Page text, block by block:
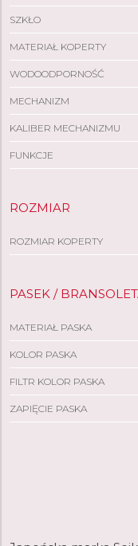
SZKŁO
MATERIAŁ KOPERTY
WODOODPORNOŚĆ
MECHANIZM
KALIBER MECHANIZMU
FUNKCJE
ROZMIAR
ROZMIAR KOPERTY
PASEK /
MATERIAŁ PASKA
KOLOR PASKA
FILTR KOLOR PASKA
ZAPIĘCIE PASKA